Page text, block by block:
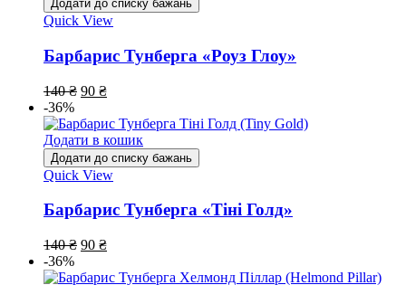
Додати до списку бажань
Quick View
Барбарис Тунберга «Роуз Глоу»
140₴ 90 ₴
-36%
Додати в кошик
Додати до списку бажань
Quick View
Барбарис Тунберга «Тіні Голд»
140₴ 90 ₴
-36%